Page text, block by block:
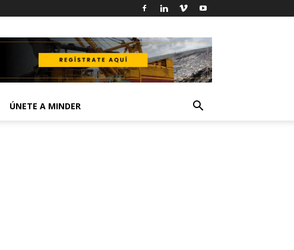
ÚNETE A MINDER